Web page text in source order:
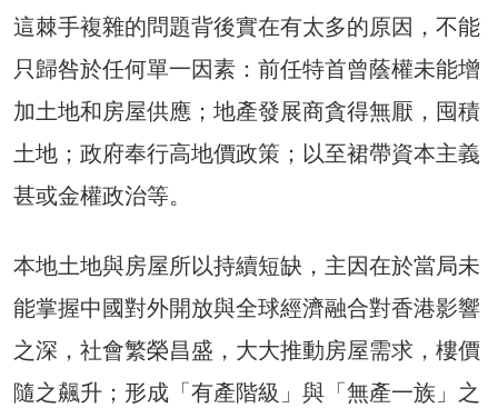
這棘手複雜的問題背後實在有太多的原因，不能
只歸咎於任何單一因素：前任特首曾蔭權未能增
加土地和房屋供應；地產發展商貪得無厭，囤積
土地；政府奉行高地價政策；以至裙帶資本主義
甚或金權政治等。
本地土地與房屋所以持續短缺，主因在於當局未
能掌握中國對外開放與全球經濟融合對香港影響
之深，社會繁榮昌盛，大大推動房屋需求，樓價
隨之飆升；形成「有產階級」與「無產一族」之